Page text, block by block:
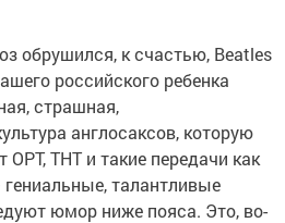
обрушился, к счастью, Beatles
российского ребенка
страшная,
англосаксов, которую
ТНТ и такие передачи как
талантливые
юмор ниже пояса. Это, во-